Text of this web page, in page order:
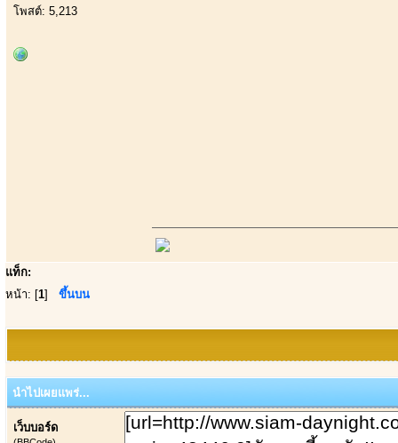
โพสต์: 5,213
แท็ก:
หน้า: [1] ขึ้นบน
นำไปเผยแพร่...
เว็บบอร์ด